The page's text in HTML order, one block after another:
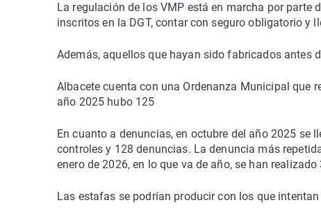
La regulación de los VMP está en marcha por parte
inscritos en la DGT, contar con seguro obligatorio y
Además, aquellos que hayan sido fabricados antes
Albacete cuenta con una Ordenanza Municipal que
año 2025 hubo 125
En cuanto a denuncias, en octubre del año 2025
controles y 128 denuncias. La denuncia más
enero de 2026, en lo que va de año, se han
Las estafas se podrían producir con los que